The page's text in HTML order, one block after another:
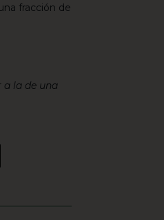
fracción de
a la de una